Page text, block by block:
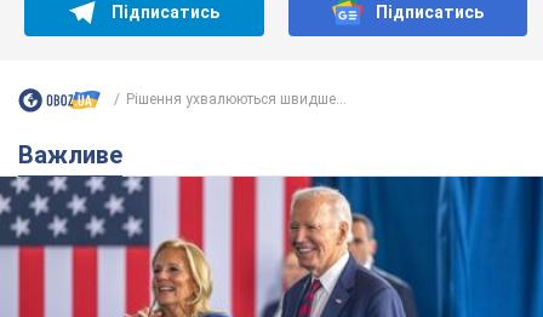
Підписатись Підписатись
Рішення ухвалюються швидше...
Важливе